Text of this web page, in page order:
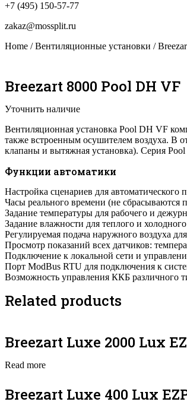
+7 (495) 150-57-77
zakaz@mossplit.ru
Home /Вентиляционные установки /
Breezart 8000 Pool DH VF
Уточнить наличие
Вентиляционная установка Pool DH VF
также встроенным осушителем воздуха. В
клапаны и вытяжная установка). Серия
Функции автоматики
Настройка сценариев для
Часы реального времени (не сбрасываются
Задание температуры для рабочего и
Задание влажности для теплого и
Регулируемая подача наружного воздуха
Просмотр показаний всех датчиков:
Подключение к локальной сети и
Порт ModBus RTU для подключения к
Возможность управления ККБ различного
Related products
Breezart Luxe 2000 Lux
Read more
Breezart Luxe 400 Lux